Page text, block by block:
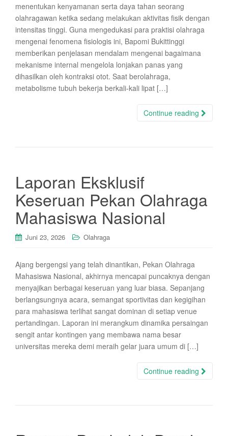
menentukan kenyamanan serta daya tahan seorang
olahragawan ketika sedang melakukan aktivitas fisik dengan
intensitas tinggi. Guna mengedukasi para praktisi olahraga
mengenai fenomena fisiologis ini, Bapomi Bukittinggi
memberikan penjelasan mendalam mengenai bagaimana
mekanisme internal mengelola lonjakan panas yang
dihasilkan oleh kontraksi otot. Saat berolahraga,
metabolisme tubuh bekerja berkali-kali lipat […]
Continue reading
Laporan Eksklusif
Keseruan Pekan Olahraga
Mahasiswa Nasional
Juni 23, 2026 Olahraga
Ajang bergengsi yang telah dinantikan, Pekan Olahraga
Mahasiswa Nasional, akhirnya mencapai puncaknya dengan
menyajikan berbagai keseruan yang luar biasa. Sepanjang
berlangsungnya acara, semangat sportivitas dan kegigihan
para mahasiswa terlihat sangat dominan di setiap venue
pertandingan. Laporan ini merangkum dinamika persaingan
sengit antar kontingen yang membawa nama besar
universitas mereka demi meraih gelar juara umum di […]
Continue reading